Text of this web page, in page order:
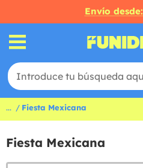
Envío desde:
... Fiesta Mexicana
Fiesta Mexicana